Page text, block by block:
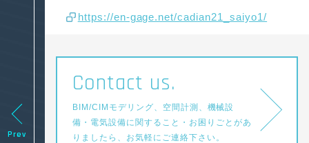
https://en-gage.net/cadian21_saiyo1/
Contact us.
BIM/CIMモデリング、空間計測、機械設
備・電気設備に関すること・ お困りごとがあ
りましたら、お気軽にご連絡下さい。
Prev